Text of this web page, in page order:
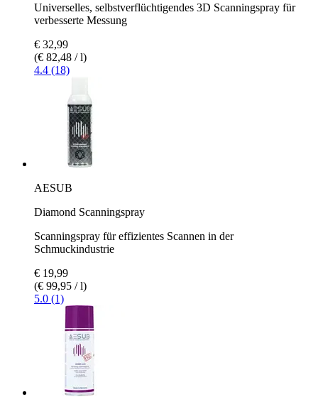
Universelles, selbstverflüchtigendes 3D Scanningspray für
verbesserte Messung
€ 32,99
(€ 82,48 / l)
4.4 (18)
AESUB
Diamond Scanningspray
Scanningspray für effizientes Scannen in der
Schmuckindustrie
€ 19,99
(€ 99,95 / l)
5.0 (1)